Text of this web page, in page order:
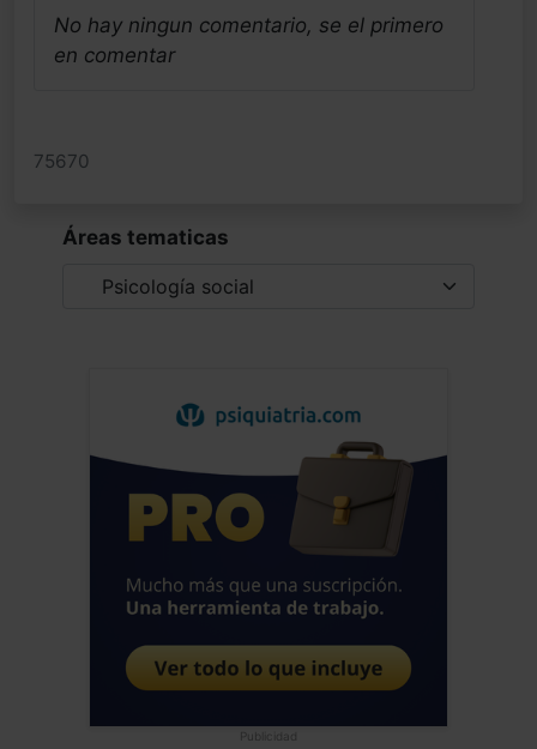
No hay ningun comentario, se el primero
en comentar
75670
Áreas tematicas
Publicidad